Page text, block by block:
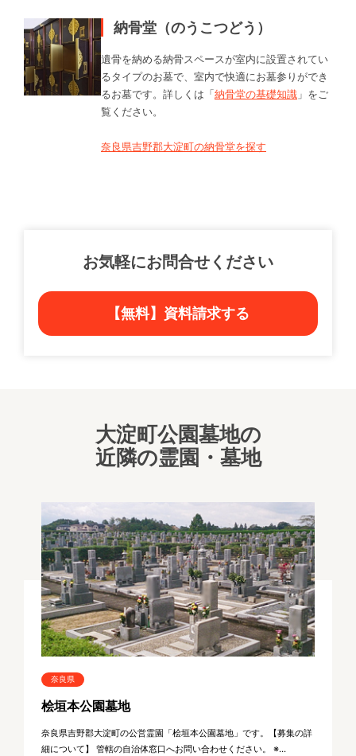
納骨堂（のうこつどう）
遺骨を納める納骨スペースが室内に設置されてい
るタイプのお墓で、室内で快適にお墓参りができ
るお墓です。詳しくは「納骨堂の基礎知識 」をご
覧ください。
奈良県吉野郡大淀町の納骨堂を探す
お気軽にお問合せください
【無料】資料請求する
大淀町公園墓地の
近隣の霊園・墓地
奈良県
桧垣本公園墓地
奈良県吉野郡大淀町の公営霊園「桧垣本公園墓地」です。【募集の詳
細について】 管轄の自治体窓口へお問い合わせください。 ※...